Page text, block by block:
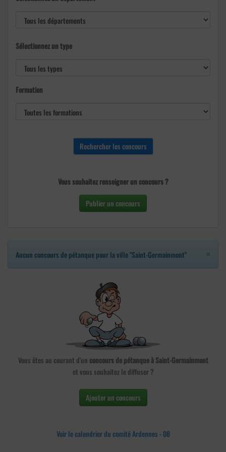
Sélectionnez un type
Formation
Vous souhaitez renseigner un concours ?
Publier un concours
Aucun concours de pétanque pour la ville "Saint-Germainmont"
Vous êtes au courant d'un concours de pétanque à Saint-Germainmont
et vous souhaitez le diffuser ?
Ajouter un concours
Voir le calendrier du comité Ardennes - 08